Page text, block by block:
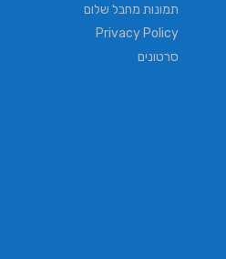
תמונות מחבל שלום
Privacy Policy
סרטונים